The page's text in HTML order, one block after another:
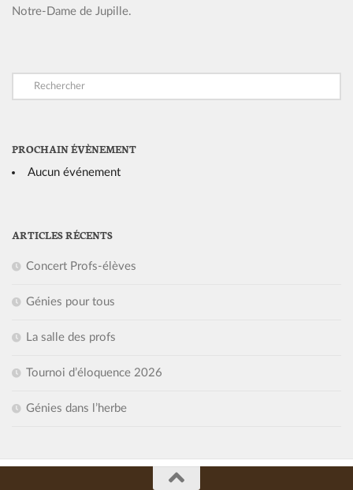
Notre-Dame de Jupille.
PROCHAIN ÉVÈNEMENT
Aucun événement
ARTICLES RÉCENTS
Concert Profs-élèves
Génies pour tous
La salle des profs
Tournoi d’éloquence 2026
Génies dans l’herbe